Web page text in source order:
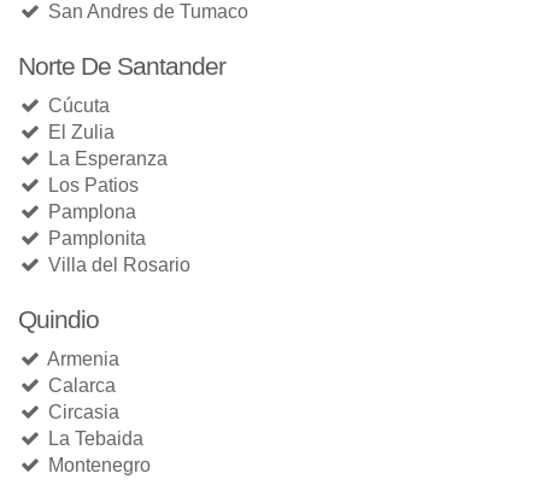
San Andres de Tumaco
Norte De Santander
Cúcuta
El Zulia
La Esperanza
Los Patios
Pamplona
Pamplonita
Villa del Rosario
Quindio
Armenia
Calarca
Circasia
La Tebaida
Montenegro